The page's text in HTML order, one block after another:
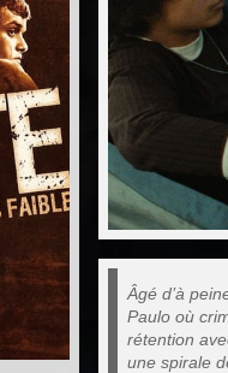
Âgé d’à
Paulo où
rétention
une spirale